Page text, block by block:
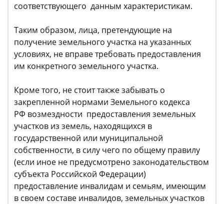
соответствующего данным характеристикам.
Таким образом, лица, претендующие на
получение земельного участка на указанных
условиях, не вправе требовать предоставления
им конкретного земельного участка.
Кроме того, не стоит также забывать о
закрепленной нормами Земельного кодекса
РФ возмездности предоставления земельных
участков из земель, находящихся в
государственной или муниципальной
собственности, в силу чего по общему правилу
(если иное не предусмотрено законодательством
субъекта Российской Федерации)
предоставление инвалидам и семьям, имеющим
в своем составе инвалидов, земельных участков